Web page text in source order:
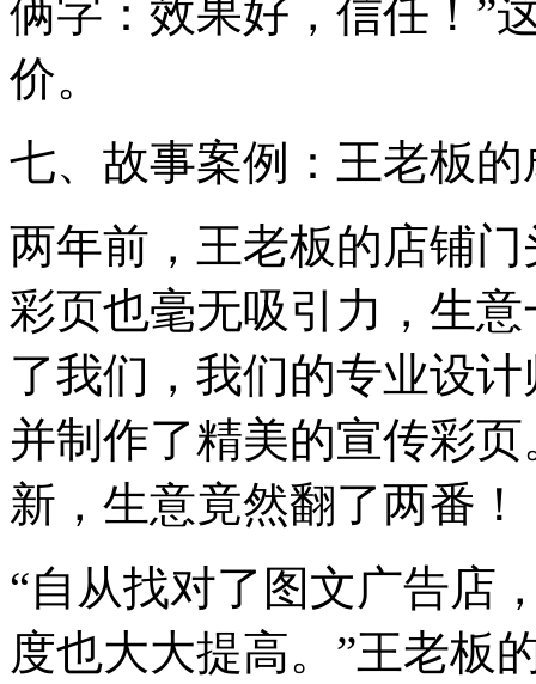
俩字：效果好，信任！”
价。
七、故事案例：王老板
两年前，王老板的店铺
彩页也毫无吸引力，生
了我们，我们的专业设
并制作了精美的宣传彩
新，生意竟然翻了两番！
“自从找对了图文广告店
度也大大提高。”王老板